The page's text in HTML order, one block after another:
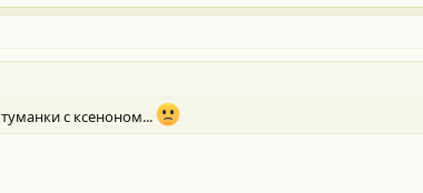
с ксеноном...